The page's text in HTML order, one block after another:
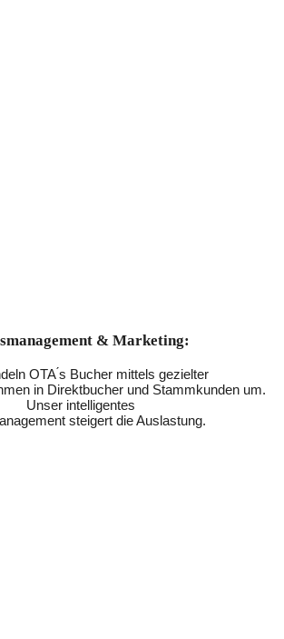
& Marketing:
OTA ́s Bucher mittels gezielter
in Direktbucher und Stammkunden um.
Unser intelligentes
steigert die Auslastung.